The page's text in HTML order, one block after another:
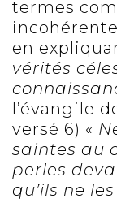
termes
en
vérités
l’évangile
versé 6) «
saintes au
perles
qu’ils ne